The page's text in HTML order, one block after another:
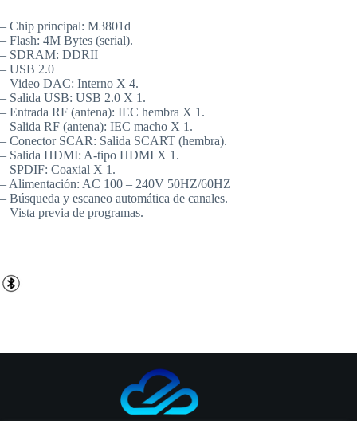
– Chip principal: M3801d
– Flash: 4M Bytes (serial).
– SDRAM: DDRII
– USB 2.0
– Video DAC: Interno X 4.
– Salida USB: USB 2.0 X 1.
– Entrada RF (antena): IEC hembra X 1.
– Salida RF (antena): IEC macho X 1.
– Conector SCAR: Salida SCART (hembra).
– Salida HDMI: A-tipo HDMI X 1.
– SPDIF: Coaxial X 1.
– Alimentación: AC 100 – 240V 50HZ/60HZ
– Búsqueda y escaneo automática de canales.
– Vista previa de programas.